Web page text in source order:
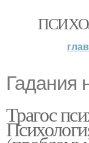
Гадания
Трагос